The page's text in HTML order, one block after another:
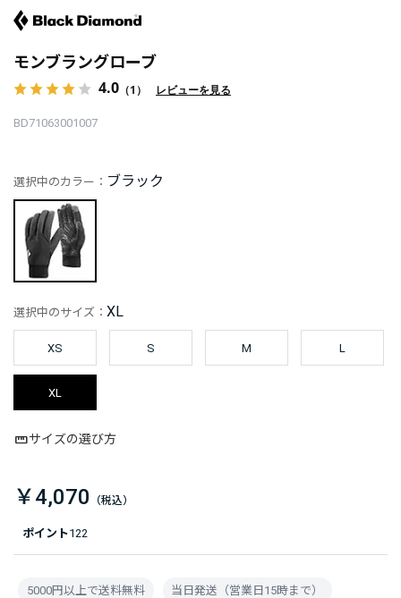
モンブラングローブ
4.0 （1） レビューを見る
BD71063001007
ポイント122
選択中のカラー： ブラック
選択中のサイズ： XL
XS S M L
XL
サイズの選び方
￥4,070
5000円以上で送料無料 当日発送（営業日15時まで）